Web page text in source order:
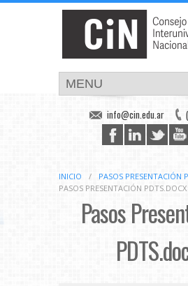
info@cin.edu.ar
INICIO / PASOS PRESENTACIÓN
PASOS PRESENTACIÓN PDTS.DOCX
Pasos